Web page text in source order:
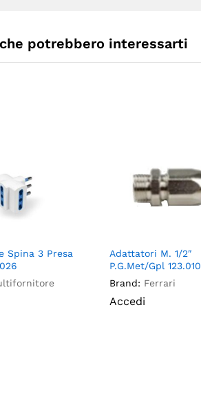
potrebbero interessarti
Spina 3 Presa
Adattatori M. 1/2″
P.G.Met/Gpl 123.010
Brand: Ferrari
Accedi